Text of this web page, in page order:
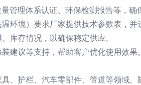
管理体系认证、环保检测报告等，确
环境）要求厂家提供技术参数表，并
库存情况，以确保稳定供应。
建议等支持，帮助客户优化使用效果。
、护栏、汽车零部件、管道等领域